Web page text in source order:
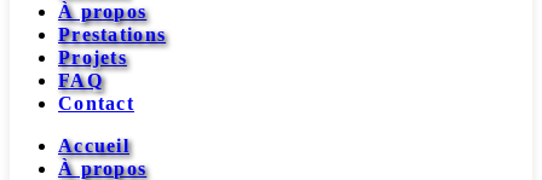
À propos
Prestations
Projets
FAQ
Contact
Accueil
À propos